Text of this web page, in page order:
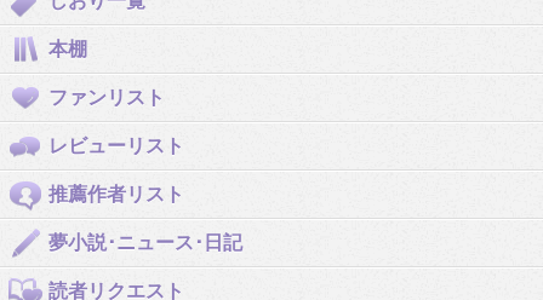
本棚
ファンリスト
レビューリスト
推薦作者リスト
夢小説･ニュース･日記
読者リクエスト